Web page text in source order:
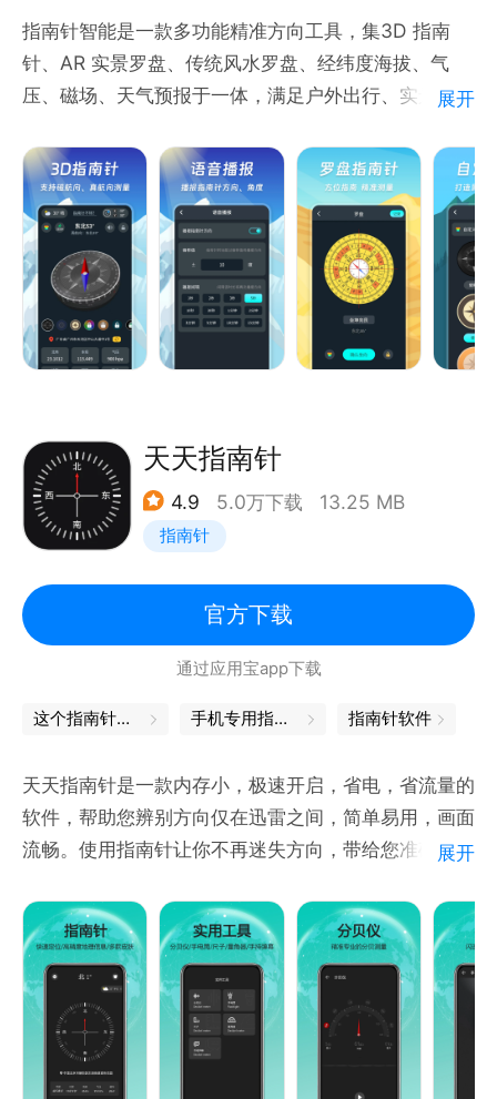
显示水平倾斜位置，随时随地可测量
【校准指南针】
动画引导，快速学会校准
【罗盘样式】
多种皮肤样式随意切换
【天气预报】
全国所有地区的精准预报
指南针智能是一款多功能精准方向工具，集3D 指南
针、AR 实景罗盘、传统风水罗盘、经纬度海拔、气
压、磁场、天气预报于一体，满足户外出行、实景辨
流畅、占用空间小，是日常出行与方位判断的实用助
手。
核心功能
3D 精准指南针
360° 旋转表盘，实时显示方向方位，自动计算磁偏角
校准正北；支持显示详细地址、经纬度、海拔、气压、
磁场强度、速度等信息，定位更准确。
行、迷路时快速辨向，方向感一目了然。
多功能传统罗盘
提供专业罗盘样式，支持坐向测量、方位查看，适用于
装修看房、房间朝向确认等场景。
精准获取当地天气，包含温度、体感温度、风力风向、
湿度、气压等数据，出行提前知晓天气变化。
户外旅行、登山、徒步、露营，快速辨别方向不迷路
装修、买房、布局，测量房屋朝向与方位
工作学习，快速查看经纬度、海拔、气压、天气等环境
信息
温馨提示
本应用依赖手机传感器，使用时请远离磁性物体以保证
精度。
部分功能需开启定位与相机权
展开
天天指南针
4.9 5.0万下载 13.25 MB
指南针
官方下载
通过应用宝app下载
这个指南针可以找着北 手机专用指南针 指南针软件
天天指南针是一款内存小，极速开启，省电，省流量的
软件，帮助您辨别方向仅在迅雷之间，简单易用，画面
流畅。使用指南针让你不再迷失方向，带给您准确的定
仪测量工具！既能显示当前位置、经纬度还能显示海拔
高度、气压、磁场强度、水平倾斜角度、天气温度等气
象状况！并且还新添加了地图功能，实时定位，可以知
道您的当前位置路况及平面图。
功能介绍：
【指南针】
展开